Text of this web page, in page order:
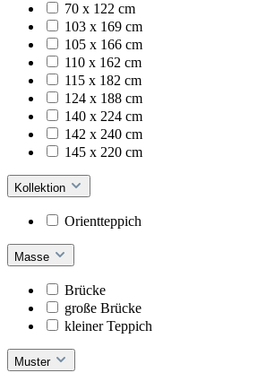
70 x 122 cm
103 x 169 cm
105 x 166 cm
110 x 162 cm
115 x 182 cm
124 x 188 cm
140 x 224 cm
142 x 240 cm
145 x 220 cm
Kollektion
Orientteppich
Masse
Brücke
große Brücke
kleiner Teppich
Muster